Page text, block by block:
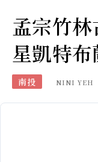
孟宗竹
星凱特
南投 NINI YEH